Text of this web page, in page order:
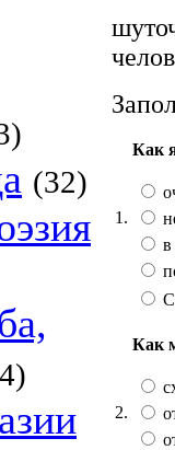
(32)
1.
Как
в
2.
Как